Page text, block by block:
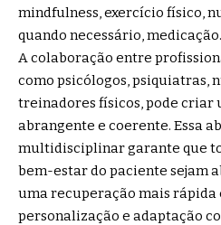
mindfulness, exercício físico,
quando necessário, medicação.
A colaboração entre
como psicólogos, psiquiatras,
treinadores físicos, pode criar
abrangente e coerente. Essa
multidisciplinar garante que
bem-estar do paciente sejam
uma recuperação mais rápida
personalização e adaptação